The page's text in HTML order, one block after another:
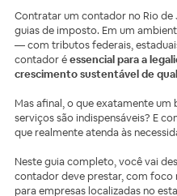
Contratar um contador no Rio
guias de imposto. Em um
— com tributos federais,
contador éessencial para a
crescimento sustentável de
Mas afinal, o que exatamente
serviços são indispensáveis? E
que realmente atenda às
Neste guia completo, você vai
contador deve prestar, com foco
para empresas localizadas no